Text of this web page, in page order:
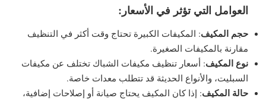
العوامل التي تؤثر في الأسعار:
حجم المكيف: المكيفات الكبيرة تحتاج وقت أكثر في التنظيف
مقارنة بالمكيفات الصغيرة.
نوع المكيف: أسعار تنظيف مكيفات الشباك تختلف عن مكيفات
السبليت، والأنواع الحديثة قد تتطلب معدات خاصة.
حالة المكيف: إذا كان المكيف يحتاج صيانة أو إصلاحات إضافية،